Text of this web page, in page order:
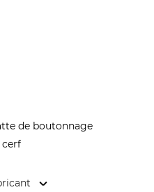
de boutonnage